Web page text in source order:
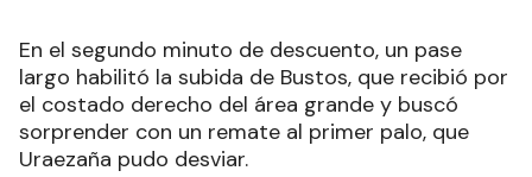
En el segundo minuto de descuento, un pase
largo habilitó la subida de Bustos, que recibió por
el costado derecho del área grande y buscó
sorprender con un remate al primer palo, que
Uraezaña pudo desviar.